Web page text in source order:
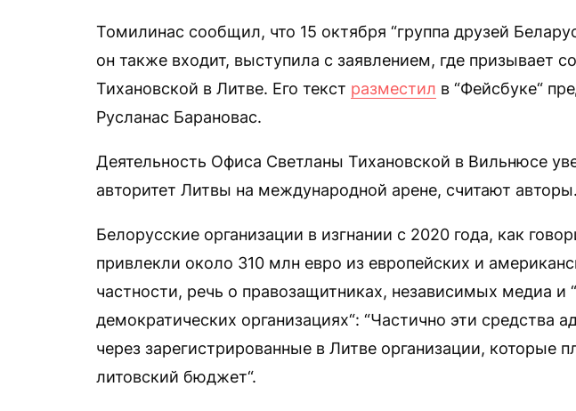
Томилинас сообщил, что 15 октября “группа друзей
он также входит, выступила с заявлением, где призывает
Тихановской в Литве. Его текст разместил в “Фейсбуке“
Русланас Барановас.
Деятельность Офиса Светланы Тихановской в Вильнюсе
авторитет Литвы на международной арене, считают авторы.
Белорусские организации в изгнании с 2020 года, как
привлекли около 310 млн евро из европейских и
частности, речь о правозащитниках, независимых медиа и
демократических организациях“: “Частично эти средства
через зарегистрированные в Литве организации, которые
литовский бюджет“.